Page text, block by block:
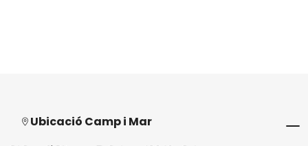
Ubicació Camp i Mar